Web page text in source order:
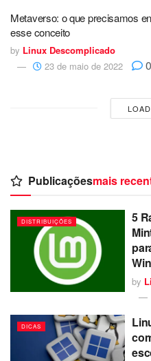
Metaverso: o que precisamos
esse conceito
by Linux Descomplicado
23 de maio de 2022
0
Publicaçõesmais
DISTRIBUIÇÕES
5
by
DICAS